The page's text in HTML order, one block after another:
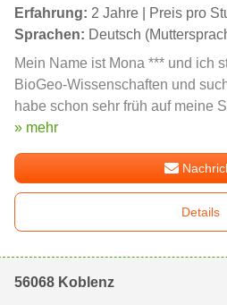
Erfahrung: 2 Jahre | Preis pro
Sprachen: Deutsch
Mein Name ist Mona *** und ich
BioGeo-Wissenschaften und
habe schon sehr früh auf meine
» mehr
Details
56068 Koblenz